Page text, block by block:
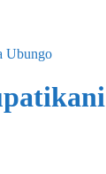
Ubungo